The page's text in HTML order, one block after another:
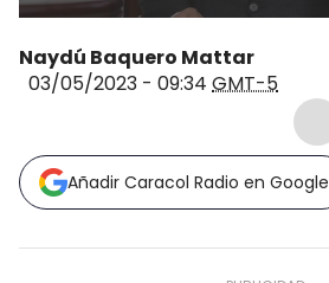
Naydú Baquero Mattar
03/05/2023 - 09:34 GMT-5
Añadir Caracol Radio en Google